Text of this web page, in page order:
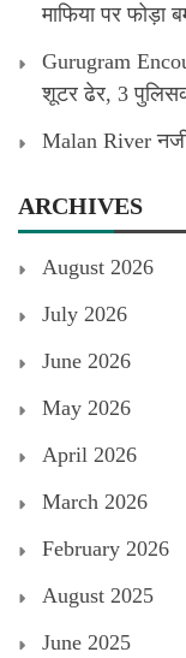
माफिया पर फोड़ा
Gurugram
शूटर ढेर, 3
Malan River
ARCHIVES
August 2026
July 2026
June 2026
May 2026
April 2026
March 2026
February 2026
August 2025
June 2025